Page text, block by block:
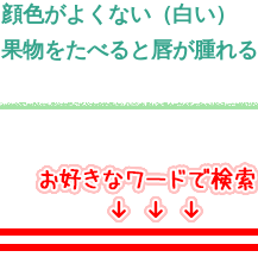
顔色がよくない（白い）
果物をたべると唇が腫れる